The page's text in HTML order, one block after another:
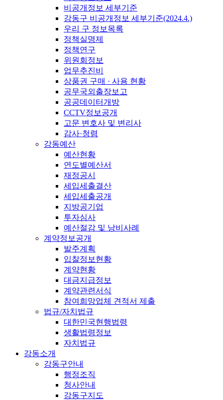
비공개정보 세부기준
강동구 비공개정보 세부기준(2024.4.)
우리 구 정보목록
정책실명제
정책연구
위원회정보
업무추진비
상품권 구매 · 사용 현황
공무국외출장보고
공공데이터개방
CCTV정보공개
고문 변호사 및 변리사
감사·청렴
강동예산
예산현황
연도별예산서
재정공시
세입세출결산
세입세출공개
지방공기업
투자심사
예산절감 및 낭비사례
계약정보공개
발주계획
입찰정보현황
계약현황
대금지급정보
계약관련서식
참여희망업체 견적서 제출
법규/자치법규
대한민국현행법령
생활법령정보
자치법규
강동소개
강동구안내
행정조직
청사안내
강동구지도